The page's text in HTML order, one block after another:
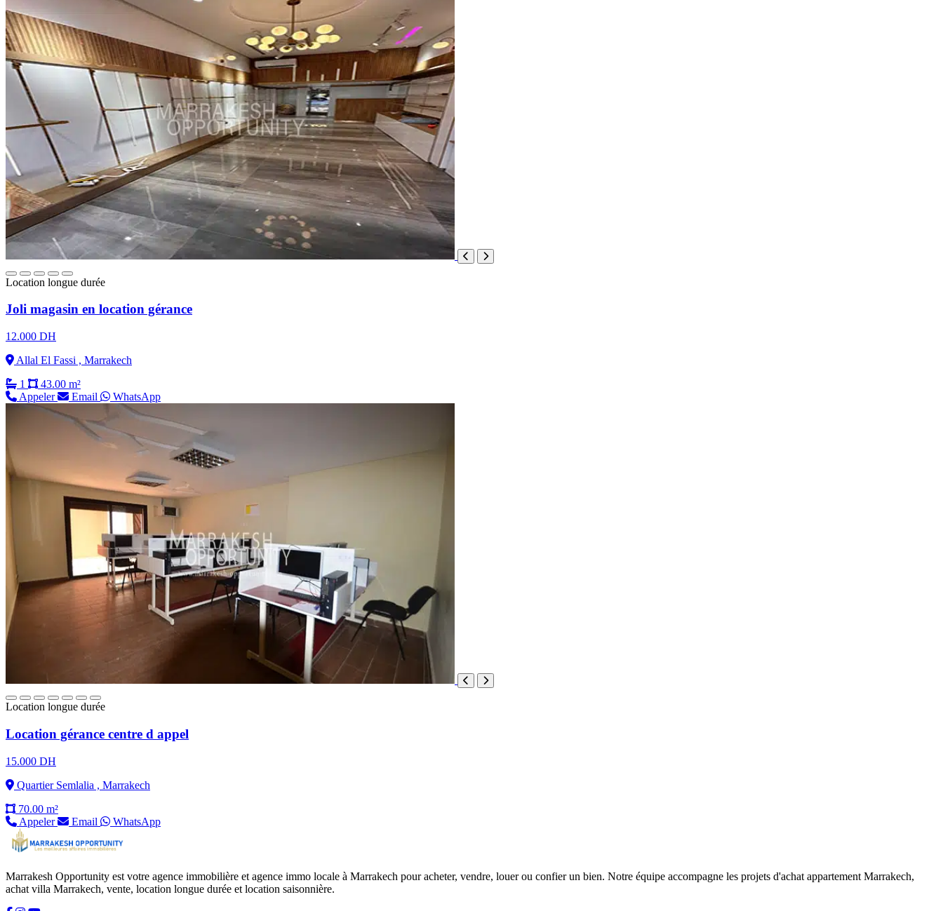
Location longue durée
Joli magasin en location gérance
12.000 DH
Allal El Fassi , Marrakech
1
43.00 m²
Appeler
Email WhatsApp
Location longue durée
Location gérance centre d appel
15.000 DH
Quartier Semlalia , Marrakech
70.00 m²
Appeler
Email WhatsApp
Marrakesh Opportunity est votre agence immobilière et agence immo locale à Marrakech pour acheter, vendre, louer ou confier un bien. Notre équipe accompagne les projets d'achat appartement Marrakech,
achat villa Marrakech, vente, location longue durée et location saisonnière.